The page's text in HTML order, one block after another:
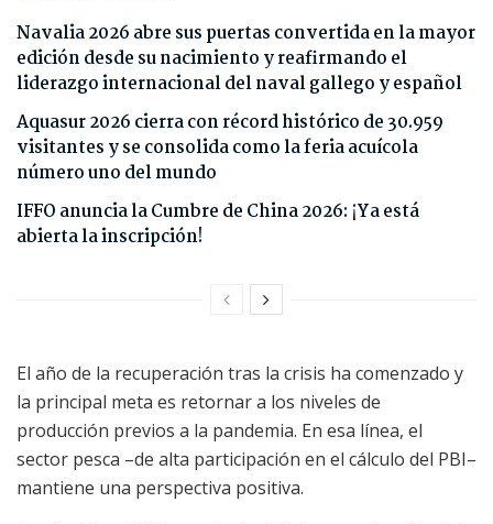
Navalia 2026 abre sus puertas convertida en la mayor
edición desde su nacimiento y reafirmando el
liderazgo internacional del naval gallego y español
Aquasur 2026 cierra con récord histórico de 30.959
visitantes y se consolida como la feria acuícola
número uno del mundo
IFFO anuncia la Cumbre de China 2026: ¡Ya está
abierta la inscripción!
El año de la recuperación tras la crisis ha comenzado y
la principal meta es retornar a los niveles de
producción previos a la pandemia. En esa línea, el
sector pesca –de alta participación en el cálculo del PBI–
mantiene una perspectiva positiva.